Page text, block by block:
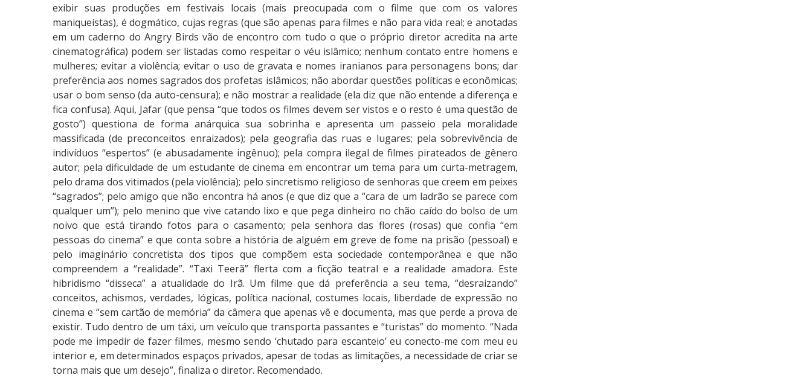
exibir suas produções em festivais locais (mais preocupada com o filme que com os valores
maniqueístas), é dogmático, cujas regras (que são apenas para filmes e não para vida real; e anotadas
em um caderno do Angry Birds vão de encontro com tudo o que o próprio diretor acredita na arte
cinematográfica) podem ser listadas como respeitar o véu islâmico; nenhum contato entre homens e
mulheres; evitar a violência; evitar o uso de gravata e nomes iranianos para personagens bons; dar
preferência aos nomes sagrados dos profetas islâmicos; não abordar questões políticas e econômicas;
usar o bom senso (da auto-censura); e não mostrar a realidade (ela diz que não entende a diferença e
fica confusa). Aqui, Jafar (que pensa “que todos os filmes devem ser vistos e o resto é uma questão de
gosto”) questiona de forma anárquica sua sobrinha e apresenta um passeio pela moralidade
massificada (de preconceitos enraizados); pela geografia das ruas e lugares; pela sobrevivência de
indivíduos “espertos” (e abusadamente ingênuo); pela compra ilegal de filmes pirateados de gênero
autor; pela dificuldade de um estudante de cinema em encontrar um tema para um curta-metragem,
pelo drama dos vitimados (pela violência); pelo sincretismo religioso de senhoras que creem em peixes
“sagrados”; pelo amigo que não encontra há anos (e que diz que a “cara de um ladrão se parece com
qualquer um”); pelo menino que vive catando lixo e que pega dinheiro no chão caído do bolso de um
noivo que está tirando fotos para o casamento; pela senhora das flores (rosas) que confia “em
pessoas do cinema” e que conta sobre a história de alguém em greve de fome na prisão (pessoal) e
pelo imaginário concretista dos tipos que compõem esta sociedade contemporânea e que não
compreendem a “realidade”. “Taxi Teerã” flerta com a ficção teatral e a realidade amadora. Este
hibridismo “disseca” a atualidade do Irã. Um filme que dá preferência a seu tema, “desraizando”
conceitos, achismos, verdades, lógicas, política nacional, costumes locais, liberdade de expressão no
cinema e “sem cartão de memória” da câmera que apenas vê e documenta, mas que perde a prova de
existir. Tudo dentro de um táxi, um veículo que transporta passantes e “turistas” do momento. “Nada
pode me impedir de fazer filmes, mesmo sendo ‘chutado para escanteio’ eu conecto-me com meu eu
interior e, em determinados espaços privados, apesar de todas as limitações, a necessidade de criar se
torna mais que um desejo”, finaliza o diretor. Recomendado.